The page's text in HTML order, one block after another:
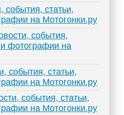
события, статьи,
на Мотогонки.ру
события,
фотографии на
события, статьи,
на Мотогонки.ру
события, статьи,
на Мотогонки.ру